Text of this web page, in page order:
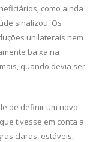
como ainda
sinalizou. Os
unilaterais nem
baixa na
quando devia ser
de definir um novo
tivesse em conta a
claras, estáveis,